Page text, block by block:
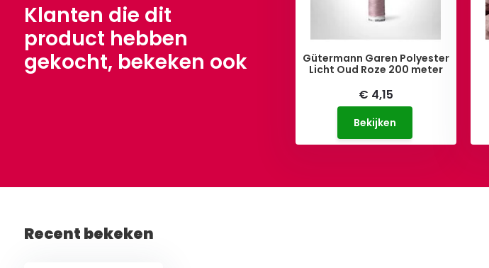
Klanten die dit
product hebben
gekocht, bekeken ook
Gütermann Garen Polyester
Licht Oud Roze 200 meter
€ 4,15
Bekijken
Recent bekeken